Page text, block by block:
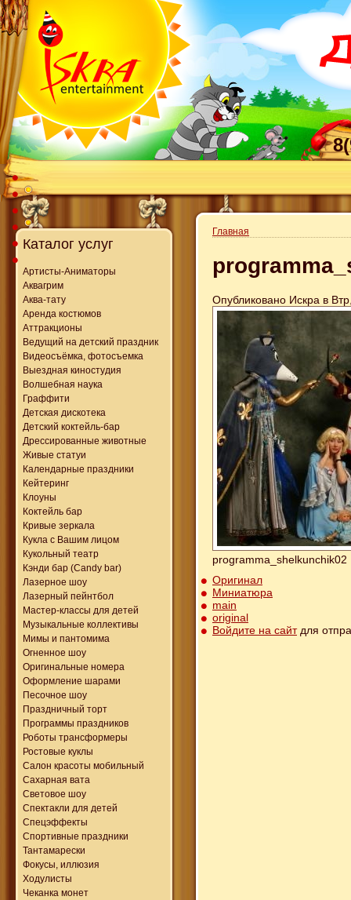
Каталог услуг
Артисты-Аниматоры
Аквагрим
Аква-тату
Аренда костюмов
Аттракционы
Ведущий на детский праздник
Видеосъёмка, фотосъемка
Выездная киностудия
Волшебная наука
Граффити
Детская дискотека
Детский коктейль-бар
Дрессированные животные
Живые статуи
Календарные праздники
Кейтеринг
Клоуны
Коктейль бар
Кривые зеркала
Кукла с Вашим лицом
Кукольный театр
Кэнди бар (Candy bar)
Лазерное шоу
Лазерный пейнтбол
Мастер-классы для детей
Музыкальные коллективы
Мимы и пантомима
Огненное шоу
Оригинальные номера
Оформление шарами
Песочное шоу
Праздничный торт
Программы праздников
Роботы трансформеры
Ростовые куклы
Салон красоты мобильный
Сахарная вата
Световое шоу
Спектакли для детей
Спецэффекты
Спортивные праздники
Тантамарески
Фокусы, иллюзия
Ходулисты
Чеканка монет
Главная
Опубликовано Искра в
programma_shelkunchik02
Оригинал
Миниатюра
main
original
Войдите на сайтдля